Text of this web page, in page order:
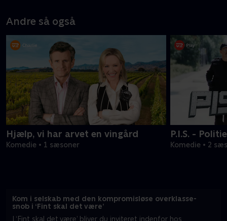
Andre så også
Hjælp, vi har arvet en vingård
Komedie • 1 sæsoner
P.I.S. -
Komedie • 2
Kom i selskab med den kompromisløse overklasse-
snob i ‘Fint skal det være’
I ‘Fint skal det være’ bliver du inviteret indenfor hos